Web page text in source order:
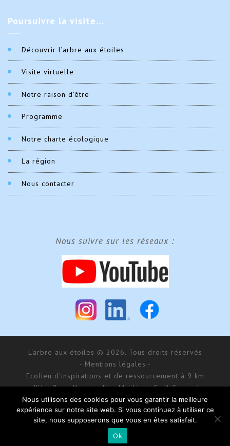
Poursuivre la visite…
Découvrir l’arbre aux étoiles
Visite virtuelle
Notre raison d’être
Programme
Notre charte écologique
La région
Nous contacter
Nous suivre sur les réseaux :
L'arbre aux étoiles © 2026. Tous droits réservés
- Mentions légales -
Ecolieu d'inspirations et de ressourcement à 9 km
d'Honfleur, Normandie - Maÿlis et Cyril Guiraud
SARL MCG Evénements au capital de 177 000 € - RCS
Bernay 488 550 781
168 impasse d’Aumale - 27 210 Fatouville-Grestain
Site réalisé par
Nous utilisons des cookies pour vous garantir la meilleure
expérience sur notre site web. Si vous continuez à utiliser ce
site, nous supposerons que vous en êtes satisfait.
Ok